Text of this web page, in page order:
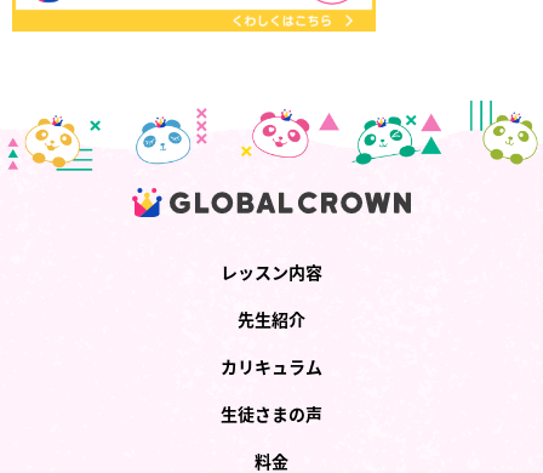
レッスン内容
先生紹介
カリキュラム
生徒さまの声
料金